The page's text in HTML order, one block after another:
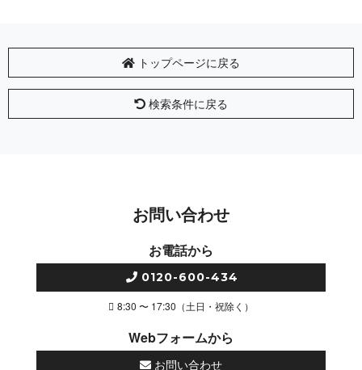
トップページに戻る
検索条件に戻る
お問い合わせ
お電話から
0120-600-434
8:30 〜 17:30（土日・祝除く）
Webフォームから
お問い合わせ